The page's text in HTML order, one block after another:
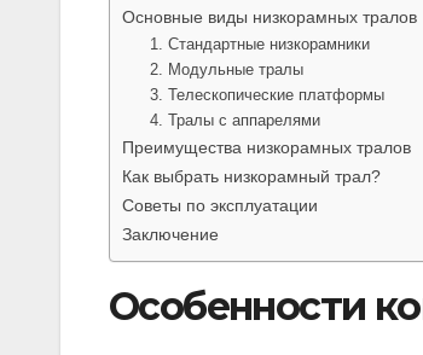
Основные виды низкорамных тралов
1. Стандартные низкорамники
2. Модульные тралы
3. Телескопические платформы
4. Тралы с аппарелями
Преимущества низкорамных тралов
Как выбрать низкорамный трал?
Советы по эксплуатации
Заключение
Особенности